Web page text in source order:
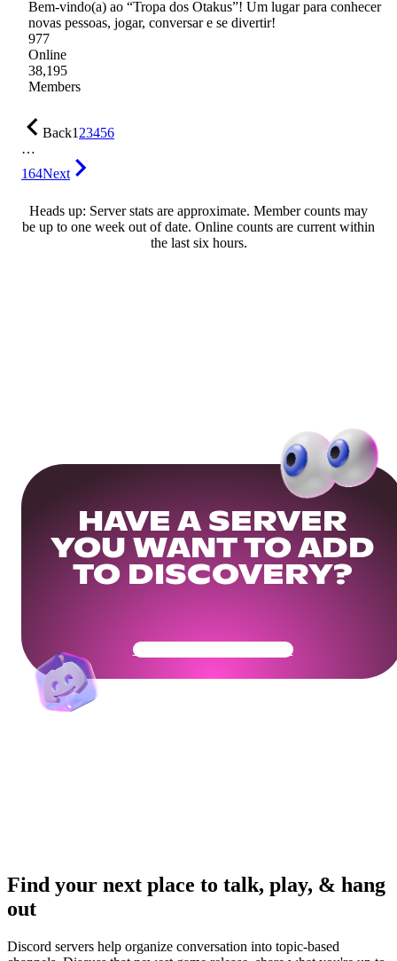
Bem-vindo(a) ao “Tropa dos Otakus”! Um lugar para conhecer
novas pessoas, jogar, conversar e se divertir!
977
Online
38,195
Members
Back123456
…
164Next
Heads up: Server stats are approximate. Member counts may
be up to one week out of date. Online counts are current within
the last six hours.
HAVE A SERVER
YOU WANT TO ADD
TO DISCOVERY?
Get Your Community Ready
Find your next place to talk, play, & hang
out
Discord servers help organize conversation into topic-based